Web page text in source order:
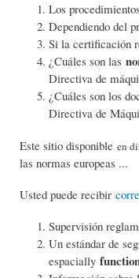
Los
Dependiendo del
Si la certificación
¿Cuáles son las
Directiva de
¿Cuáles son los
Directiva de
Este sitio disponible en
las normas europeas ...
Usted puede recibir
Supervisión
Un estándar de
espacially